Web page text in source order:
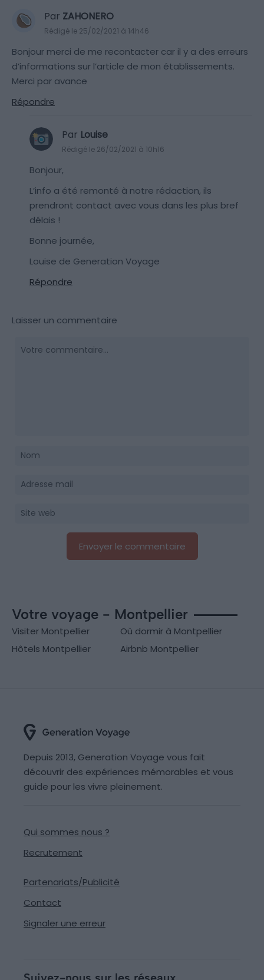
Par ZAHONERO
Rédigé le 25/02/2021 à 14h46
Bonjour merci de me recontacter car il y a des erreurs
d’informations sur l’article de mon établissements.
Merci par avance
Répondre
Par Louise
Rédigé le 26/02/2021 à 10h16
Bonjour,
L’info a été remonté à notre rédaction, ils
prendront contact avec vous dans les plus bref
délais !
Bonne journée,
Louise de Generation Voyage
Répondre
Laisser un commentaire
Votre voyage - Montpellier
Visiter Montpellier
Où dormir à Montpellier
Hôtels Montpellier
Airbnb Montpellier
Depuis 2013, Generation Voyage vous fait
découvrir des expériences mémorables et vous
guide pour les vivre pleinement.
Qui sommes nous ?
Recrutement
Partenariats/Publicité
Contact
Signaler une erreur